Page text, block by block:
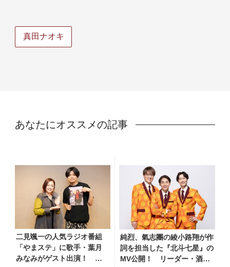
真田ナオキ
あなたにオススメの記事
二見颯一の人気ラジオ番組
「やまステ」に歌手・葉月
みなみがゲスト出演！ 新
純烈、氣志團の綾小路翔が作
詞を担当した『北斗七星』の
MV公開！ リーダー・酒井